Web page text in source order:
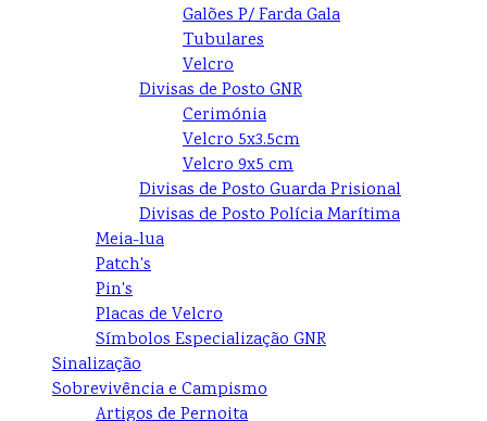
Galões P/ Farda Gala
Tubulares
Velcro
Divisas de Posto GNR
Cerimónia
Velcro 5x3.5cm
Velcro 9x5 cm
Divisas de Posto Guarda Prisional
Divisas de Posto Polícia Marítima
Meia-lua
Patch's
Pin's
Placas de Velcro
Símbolos Especialização GNR
Sinalização
Sobrevivência e Campismo
Artigos de Pernoita